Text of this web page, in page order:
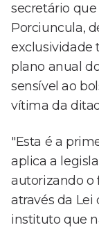
secretário
Porciuncula,
exclusividade
plano anual
sensível ao
vítima da
"Esta é a
aplica a
autorizando o
através da
instituto que